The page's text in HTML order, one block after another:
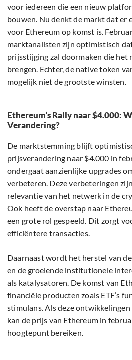
voor iedereen die een nieuw
bouwen. Nu denkt de markt dat er
voor Ethereum op komst is.
marktanalisten zijn optimistisch
prijsstijging zal doormaken die het
brengen. Echter, de native token
mogelijk niet de grootste winsten.
Ethereum’s Rally naar $4.000:
Verandering?
De marktstemming blijft
prijsverandering naar $4.000 in
ondergaat aanzienlijke upgrades
verbeteren. Deze verbeteringen
relevantie van het netwerk in de
Ook heeft de overstap naar
een grote rol gespeeld. Dit zorgt
efficiëntere transacties.
Daarnaast wordt het herstel van
en de groeiende institutionele
als katalysatoren. De komst van
financiële producten zoals ETF’s
stimulans. Als deze
kan de prijs van Ethereum in
hoogtepunt bereiken.